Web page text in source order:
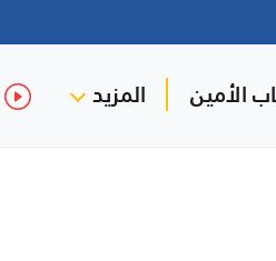
الأمين المزيد